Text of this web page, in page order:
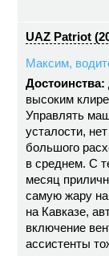
UAZ Patriot
Максим,
Достоинства:
высоким
Управлять
усталости,
большого
в среднем. С
месяц
самую жару
на Кавказе,
включение
ассистенты